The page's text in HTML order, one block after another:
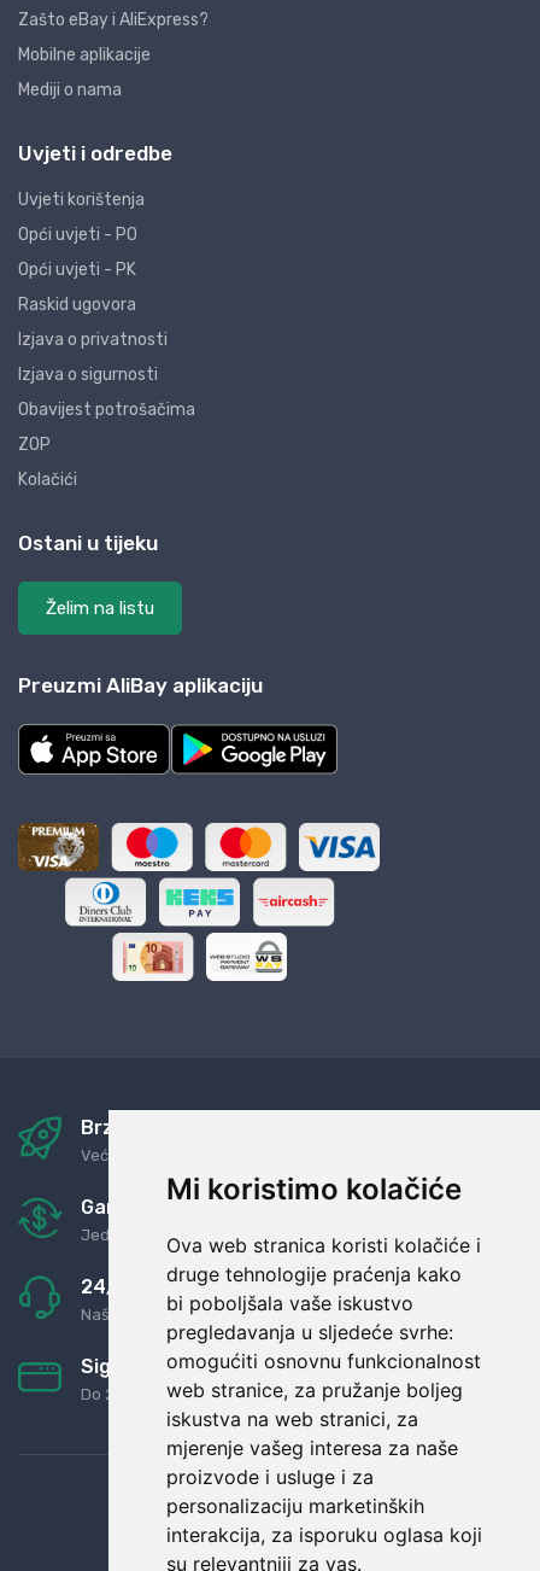
Mi koristimo kolačiće
Ova web stranica koristi kolačiće i
druge tehnologije praćenja kako
bi poboljšala vaše iskustvo
pregledavanja u sljedeće svrhe:
omogućiti osnovnu funkcionalnost
web stranice, za pružanje boljeg
iskustva na web stranici, za
mjerenje vašeg interesa za naše
proizvode i usluge i za
personalizaciju marketinških
interakcija, za isporuku oglasa koji
su relevantniji za vas.
Zašto eBay i AliExpress?
Mobilne aplikacije
Mediji o nama
Uvjeti i odredbe
Uvjeti korištenja
Opći uvjeti - PO
Opći uvjeti - PK
Raskid ugovora
Izjava o privatnosti
Izjava o sigurnosti
Obavijest potrošačima
ZOP
Kolačići
Ostani u tijeku
Želim na listu
Preuzmi AliBay aplikaciju
Brza i sigurna dostava
Već za nekoliko dana kod vas
Garancija u povrat novaca
Jednostavno pravilo: Roba za novac
24/7 odlična podrška
Naši agenti uvijek na raspolaganju
Sigurno obročno plaćanje
Do 24 rata bez kamata